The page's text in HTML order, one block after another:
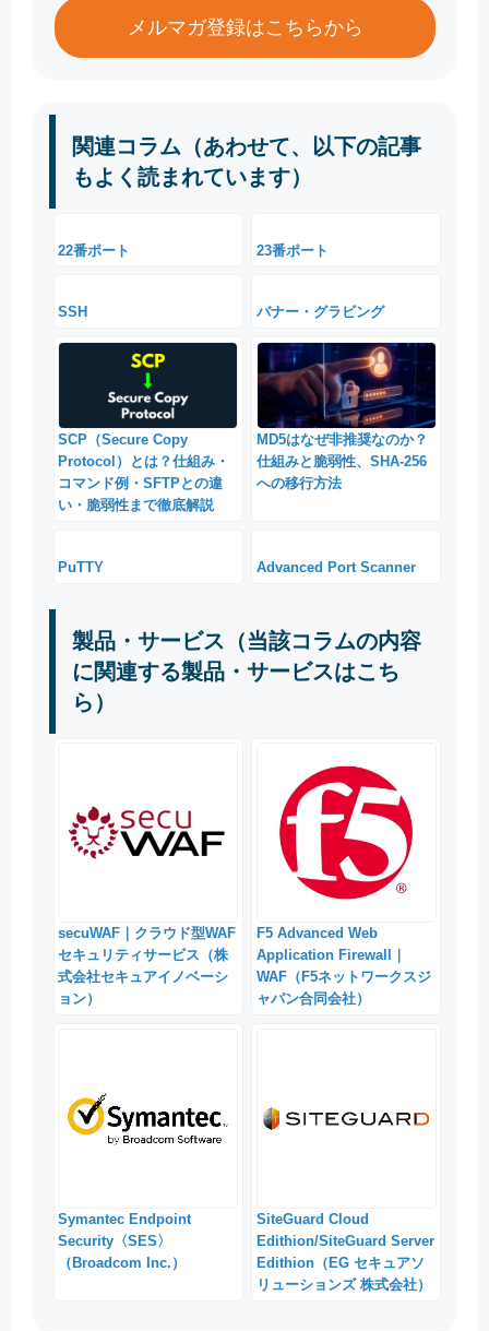
メルマガ登録はこちらから
関連コラム（あわせて、以下の記事
もよく読まれています）
22番ポート 23番ポート
SSH バナー・グラビング
SCP（Secure Copy
Protocol）とは？仕組み・
コマンド例・SFTPとの違
い・脆弱性まで徹底解説
MD5はなぜ非推奨なのか？
仕組みと脆弱性、SHA-256
への移行方法
PuTTY Advanced Port Scanner
製品・サービス（当該コラムの内容
に関連する製品・サービスはこち
ら）
secuWAF｜クラウド型WAF
セキュリティサービス（株
式会社セキュアイノベーシ
ョン）
F5 Advanced Web
Application Firewall｜
WAF（F5ネットワークスジ
ャパン合同会社）
Symantec Endpoint
Security〈SES〉
（Broadcom Inc.）
SiteGuard Cloud
Edithion/SiteGuard Server
Edithion（EG セキュアソ
リューションズ 株式会社）